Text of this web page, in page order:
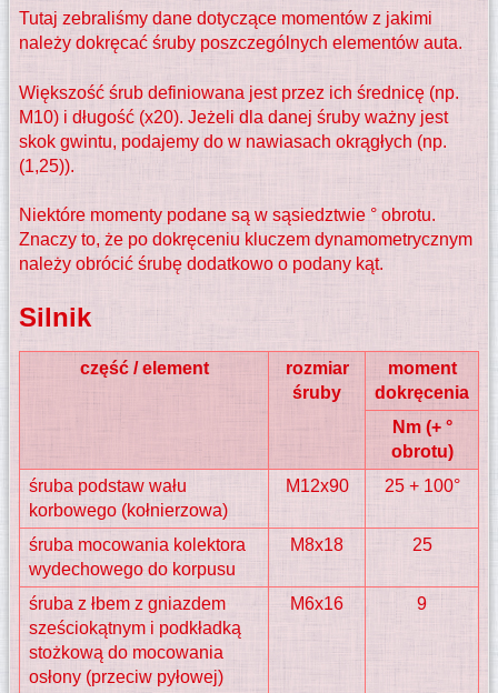
Tutaj zebraliśmy dane dotyczące momentów z jakimi
należy dokręcać śruby poszczególnych elementów auta.
Większość śrub definiowana jest przez ich średnicę (np.
M10) i długość (x20). Jeżeli dla danej śruby ważny jest
skok gwintu, podajemy do w nawiasach okrągłych (np.
(1,25)).
Niektóre momenty podane są w sąsiedztwie ° obrotu.
Znaczy to, że po dokręceniu kluczem dynamometrycznym
należy obrócić śrubę dodatkowo o podany kąt.
Silnik
część / element
rozmiar
śruby
moment
dokręcenia
Nm (+ °
obrotu)
śruba podstaw wału
korbowego (kołnierzowa)
M12x90 25 + 100°
śruba mocowania kolektora
wydechowego do korpusu
M8x18 25
śruba z łbem z gniazdem
sześciokątnym i podkładką
stożkową do mocowania
osłony (przeciw pyłowej)
M6x16 9